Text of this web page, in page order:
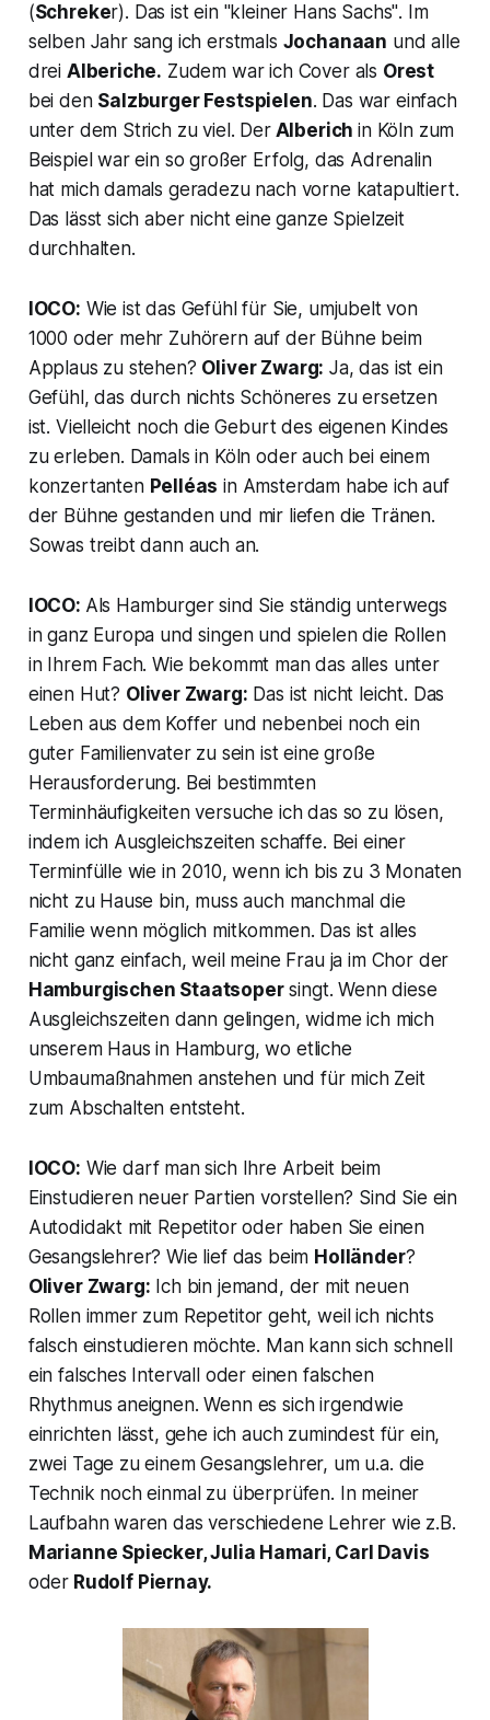
(Schreker). Das ist ein"kleiner Hans Sachs". Im
selben Jahr sang ich erstmals Jochanaan und alle
drei Alberiche. Zudem war ich Cover als Orest
bei den Salzburger Festspielen. Das war einfach
unter dem Strich zu viel. DerAlberich in Köln zum
Beispiel war ein so großer Erfolg, das Adrenalin
hat mich damals geradezu nach vorne katapultiert.
Das lässt sich aber nicht eine ganze Spielzeit
durchhalten.
IOCO: Wie ist das Gefühl für Sie, umjubelt von
1000 oder mehr Zuhörern auf der Bühne beim
Applaus zu stehen? Oliver Zwarg: Ja, das ist ein
Gefühl, das durch nichts Schöneres zu ersetzen
ist. Vielleicht noch die Geburt des eigenen Kindes
zu erleben. Damals in Köln oder auch bei einem
konzertanten Pelléas in Amsterdam habe ich auf
der Bühne gestanden und mir liefen die Tränen.
Sowas treibt dann auch an.
IOCO: Als Hamburger sind Sie ständig unterwegs
in ganz Europa und singen und spielen die Rollen
in Ihrem Fach. Wie bekommt man das alles unter
einen Hut? Oliver Zwarg: Das ist nicht leicht. Das
Leben aus dem Koffer und nebenbei noch ein
guter Familienvater zu sein ist eine große
Herausforderung. Bei bestimmten
Terminhäufigkeiten versuche ich das so zu lösen,
indem ich Ausgleichszeiten schaffe. Bei einer
Terminfülle wie in 2010, wenn ich bis zu 3 Monaten
nicht zu Hause bin, muss auch manchmal die
Familie wenn möglich mitkommen. Das ist alles
nicht ganz einfach, weil meine Frau ja im Chor der
Hamburgischen Staatsopersingt. Wenn diese
Ausgleichszeiten dann gelingen, widme ich mich
unserem Haus in Hamburg, wo etliche
Umbaumaßnahmen anstehen und für mich Zeit
zum Abschalten entsteht.
IOCO: Wie darf man sich Ihre Arbeit beim
Einstudieren neuer Partien vorstellen? Sind Sie ein
Autodidakt mit Repetitor oder haben Sie einen
Gesangslehrer? Wie lief das beim Holländer?
Oliver Zwarg: Ich bin jemand, der mit neuen
Rollen immer zum Repetitor geht, weil ich nichts
falsch einstudieren möchte. Man kann sich schnell
ein falsches Intervall oder einen falschen
Rhythmus aneignen. Wenn es sich irgendwie
einrichten lässt, gehe ich auch zumindest für ein,
zwei Tage zu einem Gesangslehrer, um u.a. die
Technik noch einmal zu überprüfen. In meiner
Laufbahn waren das verschiedene Lehrer wie z.B.
Marianne Spiecker, Julia Hamari, Carl Davis
oder Rudolf Piernay.